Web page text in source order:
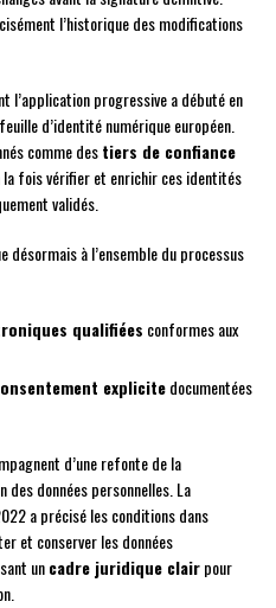
l’historique des modifications
l’application progressive a débuté en
d’identité numérique européen.
comme destiers de confiance
la fois vérifier et enrichir ces identités
validés.
désormais à l’ensemble du processus
qualifiées conformes aux
explicitedocumentées
d’une refonte de la
données personnelles. La
a précisé les conditions dans
et conserver les données
uncadre juridique clairpour